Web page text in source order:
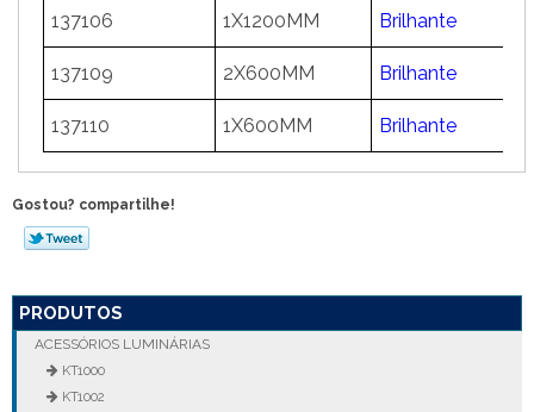
137106 1X1200MM Brilhante
137109 2X600MM Brilhante
137110 1X600MM Brilhante
Gostou? compartilhe!
PRODUTOS
ACESSÓRIOS LUMINÁRIAS
KT1000
KT1002